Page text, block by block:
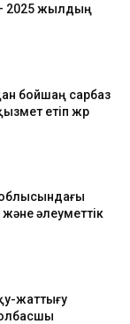
2025 жылдың
бойшаң сарбаз
етіп жүр
облысындағы
және әлеуметтік
жаттығу